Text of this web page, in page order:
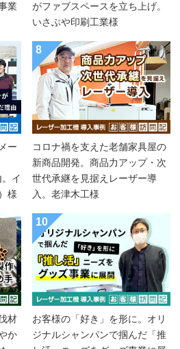
業
がファブスペースを立ち上げ。
いさぶや印刷工業様
ー
イ
様
8
コロナ禍を支えた老舗家具屋の
新商品開発。商品力アップ・次
世代承継を見据えレーザー導
入。老津木工様
材
か
10
お客様の「好き」を形に。オリ
ジナルシャンパンで掴んだ「推